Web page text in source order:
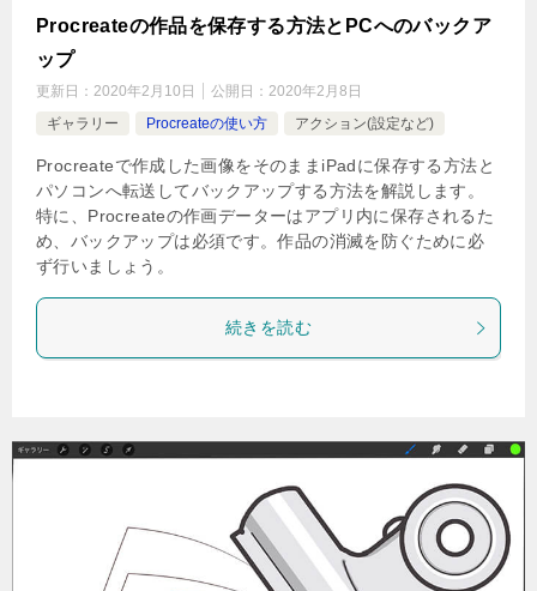
Procreateの作品を保存する方法とPCへのバックア
ップ
更新日： 2020年2月10日 公開日： 2020年2月8日
ギャラリー
Procreateの使い方 アクション(設定など)
Procreateで作成した画像をそのままiPadに保存する方法と
パソコンへ転送してバックアップする方法を解説します。
特に、Procreateの作画データーはアプリ内に保存されるた
め、バックアップは必須です。作品の消滅を防ぐために必
ず行いましょう。
続きを読む